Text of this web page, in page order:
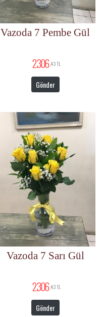
Vazoda 7 Pembe Gül
2.306,43 TL
Gönder
Vazoda 7 Sarı Gül
2.306,43 TL
Gönder